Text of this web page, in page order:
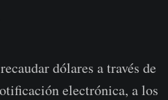
dólares a través de
electrónica, a los